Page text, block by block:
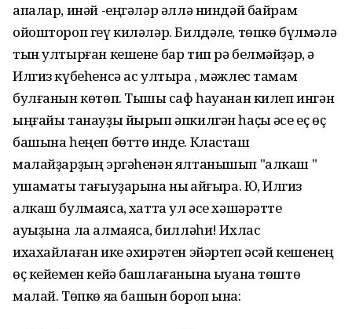
апалар, инәй -еңгәләр әллә ниндәй байрам
ойоштороп геү киләләр. Билдәле, төпкө бүлмәлә
тын ултырған кешене бар тип рә белмәйҙәр, ә
Илгиз күбеһенсә ас ултыра , мәжлес тамам
булғанын көтөп. Тышҡы саф һауанан килеп ингән
ыңғайы танауҙы йырып әпкилгән һаҫыҡ әсе еҫ өҫ
башына һеңеп бөттө инде. Класташ
малайҙарҙың эргәһенән ялтанышып "алкаш "
ҡушаматы тағыуҙарына ныҡ ҡайғыра. Юҡ, Илгиз
алкаш булмаясаҡ, хатта ул әсе хәшәрәтте
ауыҙына ла алмаясаҡ, билләһи! Ихлас
ихахайлаған ике әхирәтен эйәртеп әсәй кешенең
өҫ кейемен кейә башлағанына ҡыуана төштө
малай. Төпкө яҡҡа башын бороп ҡына: